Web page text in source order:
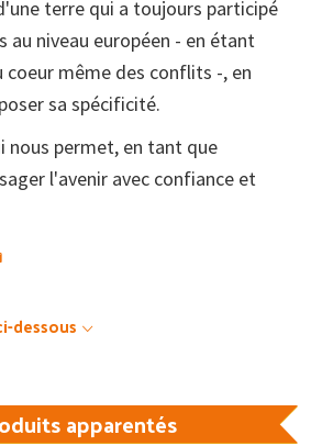
terre qui a toujours participé
au niveau européen - en étant
coeur même des conflits -, en
sa spécificité.
nous permet, en tant que
l'avenir avec confiance et
dessous
apparentés